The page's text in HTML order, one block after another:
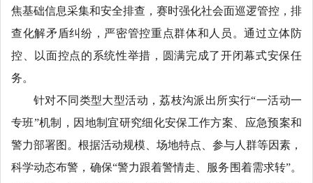
焦基础信息采集和安全排查，赛时强化社会面巡逻管控，排
查化解矛盾纠纷，严密管控重点群体和人员。通过立体防
控、以面控点的系统性举措，圆满完成了开闭幕式安保任
务。
针对不同类型大型活动，荔枝沟派出所实行“一活动一
专班”机制，因地制宜研究细化安保工作方案、应急预案和
警力部署图。根据活动规模、场地特点、参与人群等因素，
科学动态布警，确保“警力跟着警情走、服务围着需求转”。